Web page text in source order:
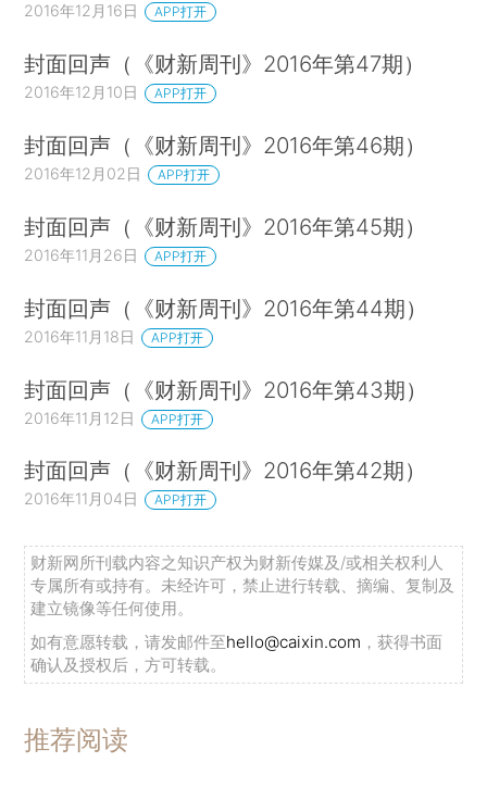
2016年12月16日 APP打开
封面回声（《财新周刊》2016年第47期）
2016年12月10日 APP打开
封面回声（《财新周刊》2016年第46期）
2016年12月02日 APP打开
封面回声（《财新周刊》2016年第45期）
2016年11月26日 APP打开
封面回声（《财新周刊》2016年第44期）
2016年11月18日 APP打开
封面回声（《财新周刊》2016年第43期）
2016年11月12日 APP打开
封面回声（《财新周刊》2016年第42期）
2016年11月04日 APP打开
财新网所刊载内容之知识产权为财新传媒及/或相关权利人
专属所有或持有。未经许可，禁止进行转载、摘编、复制及
建立镜像等任何使用。
如有意愿转载，请发邮件至hello@caixin.com ，获得书面
确认及授权后，方可转载。
推荐阅读